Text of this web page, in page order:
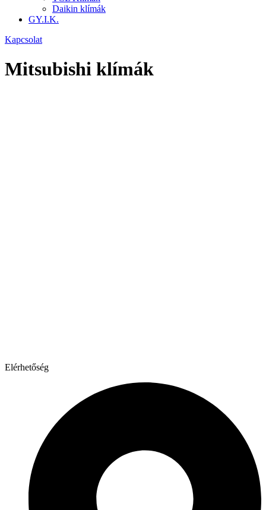
Daikin klímák
GY.I.K.
Kapcsolat
Mitsubishi klímák
Elérhetőség